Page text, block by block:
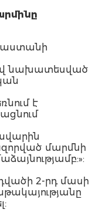
նախատեսված
է
մարմնի
2-րդ մասի